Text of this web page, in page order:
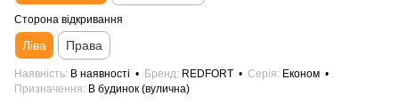
Сторона відкривання
Ліва Права
Наявність В наявності Бренд REDFORT Серія
Економ
Призначення
В будинок (вулична)